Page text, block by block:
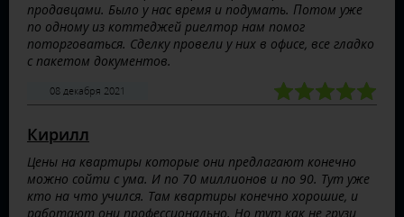
продавцами. Было у нас время и подумать. Потом уже
по одному из коттеджей риелтор нам помог
поторговаться. Сделку провели у них в офисе, все гладко
с пакетом документов.
08 декабря 2021
Кирилл
Цены на квартиры которые они предлагают конечно
можно сойти с ума. И по 70 миллионов и по 90. Тут уже
кто на что учился. Там квартиры конечно хорошие, и
работают они профессионально. Но тут как не грузи